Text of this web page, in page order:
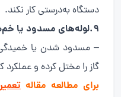
دستگاه به‌درستی کار نکند.
9.لوله‌های مسدود یا خم‌شده:
– مسدود شدن یا خمیدگی
گاز را مختل کرده و
برای مطالعه مقاله